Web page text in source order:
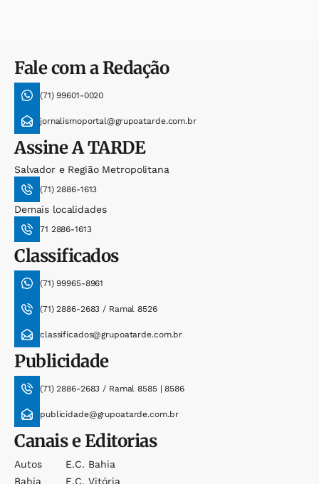
Fale com a Redação
(71) 99601-0020
jornalismoportal@grupoatarde.com.br
AssineA TARDE
Salvador e Região Metropolitana
(71) 2886-1613
Demais localidades
71 2886-1613
Classificados
(71) 99965-8961
(71) 2886-2683 / Ramal 8526
classificados@grupoatarde.com.br
Publicidade
(71) 2886-2683 / Ramal 8585 | 8586
publicidade@grupoatarde.com.br
Canais e Editorias
Autos
Bahia
E.c. Bahia
E.c. Vitória